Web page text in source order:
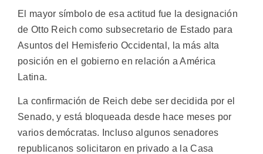
El mayor símbolo de esa actitud fue la designación
de Otto Reich como subsecretario de Estado para
Asuntos del Hemisferio Occidental, la más alta
posición en el gobierno en relación a América
Latina.
La confirmación de Reich debe ser decidida por el
Senado, y está bloqueada desde hace meses por
varios demócratas. Incluso algunos senadores
republicanos solicitaron en privado a la Casa